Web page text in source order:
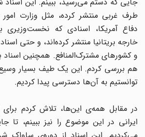
طرف غربی منتشر کرده، مثل وزارت امور
دفاع آمریکا، اسنادی که نخست‌وزیری
خارجه بریتانیا منتشر کرده‌اند، و حتی اسناد
و کشورهای مشترک‌المنافع. همچنین اسناد
هم بررسی کردم. این یک طیف بسیار وسیع
توانستیم به آن‌ها دسترسی پیدا کردیم.
در مقابل همه‌ی این‌ها، تلاش کردم برای
ایرانی در این موضوع را نیز ببینم، تا